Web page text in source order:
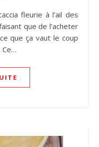
que de l’acheter
que ça vaut le coup
Ce…